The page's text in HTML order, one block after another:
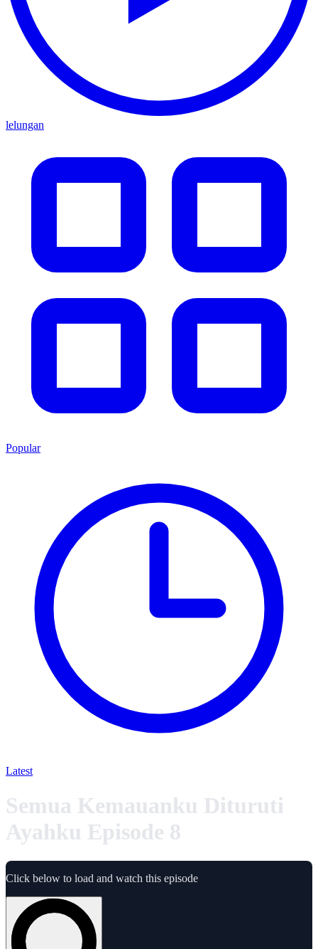
lelungan
Popular
Latest
Semua Kemauanku Dituruti
Ayahku Episode 8
Click below to load and watch this episode